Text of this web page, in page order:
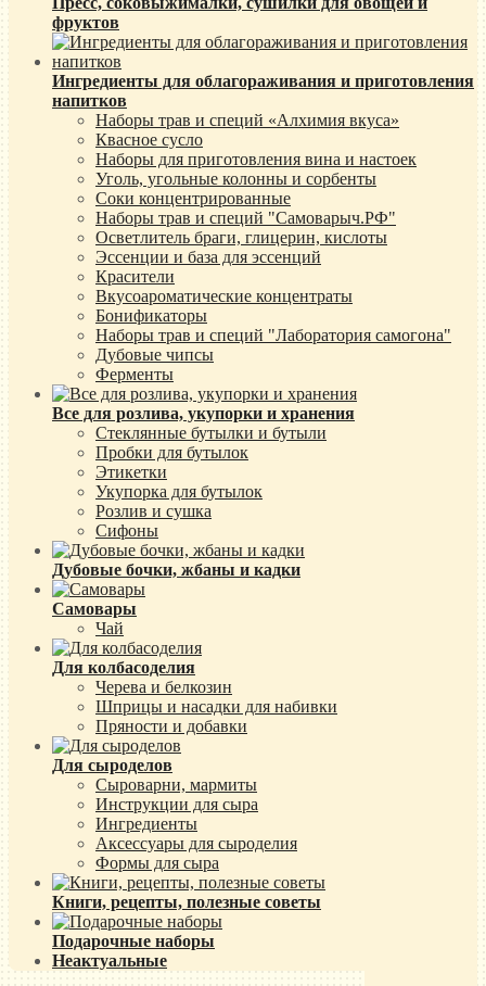
фруктов
Ингредиенты для облагораживания и приготовления
напитков
Наборы трав и специй «Алхимия вкуса»
Квасное сусло
Наборы для приготовления вина и настоек
Уголь, угольные колонны и сорбенты
Соки концентрированные
Наборы трав и специй "Самоварыч.РФ"
Осветлитель браги, глицерин, кислоты
Эссенции и база для эссенций
Красители
Вкусоароматические концентраты
Бонификаторы
Наборы трав и специй "Лаборатория самогона"
Дубовые чипсы
Ферменты
Все для розлива, укупорки и хранения
Стеклянные бутылки и бутыли
Пробки для бутылок
Этикетки
Укупорка для бутылок
Розлив и сушка
Сифоны
Дубовые бочки, жбаны и кадки
Самовары
Чай
Для колбасоделия
Черева и белкозин
Шприцы и насадки для набивки
Пряности и добавки
Для сыроделов
Сыроварни, мармиты
Инструкции для сыра
Ингредиенты
Аксессуары для сыроделия
Формы для сыра
Книги, рецепты, полезные советы
Подарочные наборы
Неактуальные